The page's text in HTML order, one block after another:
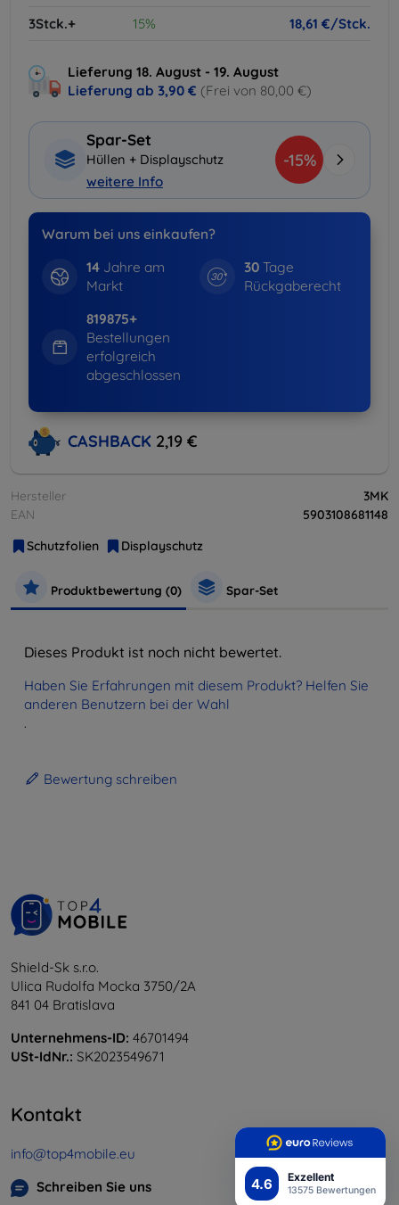
4.6 Exzellent
13575 Bewertungen
3Stck.+ 15% 18,61 €/Stck.
Lieferung 18. August - 19. August
Lieferung ab 3,90 € (Frei von 80,00 €)
Spar-Set
Hüllen + Displayschutz
weitere Info
-15%
Warum bei uns einkaufen?
14Jahre am
Markt
30 Tage
Rückgaberecht
819875+
Bestellungen
erfolgreich
abgeschlossen
CASHBACK 2,19 €
Hersteller
3MK
EAN
5903108681148
Schutzfolien
Displayschutz
Produktbewertung (0) Spar-Set
Dieses Produkt ist noch nicht bewertet.
Haben Sie Erfahrungen mit diesem Produkt? Helfen Sie
anderen Benutzern bei der Wahl
.
Bewertung schreiben
Shield-Sk s.r.o.
Ulica Rudolfa Mocka 3750/2A
841 04 Bratislava
Unternehmens-ID: 46701494
USt-IdNr.: SK2023549671
Kontakt
info@top4mobile.eu
Schreiben Sie uns